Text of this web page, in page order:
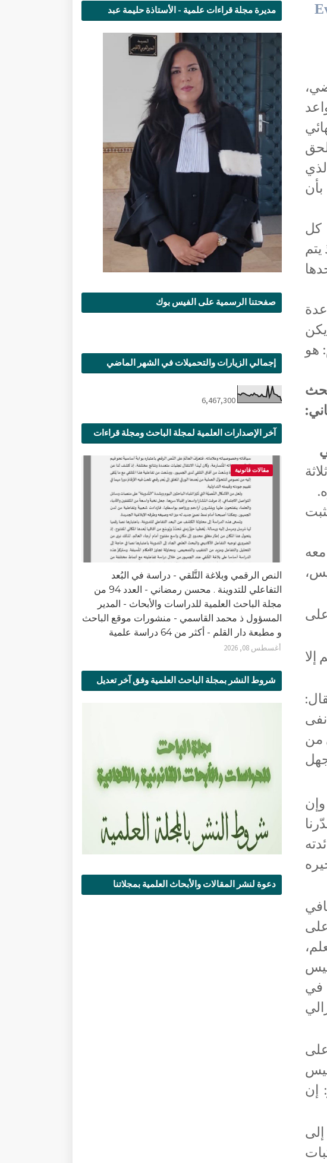
كل
هو
من
في
إن
مديرة مجلة قراءات علمية - الأستاذة حليمة عبد
صفحتنا الرسمية على الفيس بوك
إجمالي الزيارات والتحميلات في الشهر الماضي
6,467,300
آخر الإصدارات العلمية لمجلة الباحث ومجلة قراءات
مقالات قانونية
النص الرقمي وبلاغة التَّلقي - دراسة في البُعد
التفاعلي للتدوينة . محسن رمضاني - العدد 94 من
مجلة الباحث العلمية للدراسات والأبحاث - المدير
المسؤول ذ محمد القاسمي - منشورات موقع الباحث
و مطبعة دار القلم - أكثر من 64 دراسة علمية
أغسطس 08, 2026
شروط النشر بمجلة الباحث العلمية وفق آخر تعديل
دعوة لنشر المقالات والأبحاث العلمية بمجلاتنا